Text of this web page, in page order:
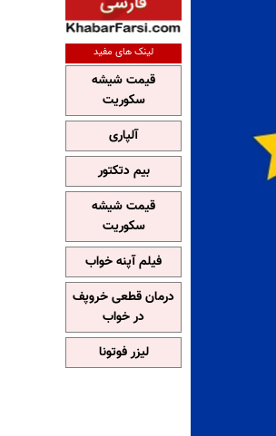
لینک های مفید
قیمت شیشه
سکوریت
آلپاری
بیم دتکتور
قیمت شیشه
سکوریت
فیلم آپنه خواب
درمان قطعی خروپف
در خواب
لیزر فوتونا